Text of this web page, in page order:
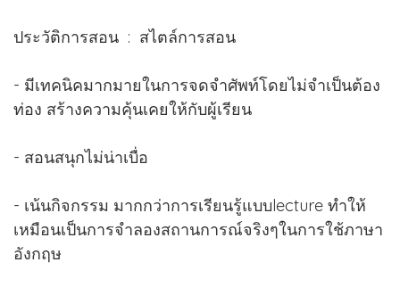
ประวัติการสอน : สไตล์การสอน
- มีเทคนิคมากมายในการจดจำศัพท์โดยไม่จำเป็นต้อง
ท่อง สร้างความคุ้นเคยให้กับผู้เรียน
- สอนสนุกไม่น่าเบื่อ
- เน้นกิจกรรม มากกว่าการเรียนรู้แบบlecture ทำให้
เหมือนเป็นการจำลองสถานการณ์จริงๆในการใช้ภาษา
อังกฤษ